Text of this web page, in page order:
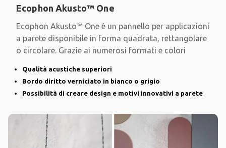
Ecophon Akusto™ One
Ecophon Akusto™ One è un pannello per applicazioni
a parete disponibile in forma quadrata, rettangolare
o circolare. Grazie ai numerosi formati e colori
Qualità acustiche superiori
Bordo diritto verniciato in bianco o grigio
Possibilità di creare design e motivi innovativi a parete